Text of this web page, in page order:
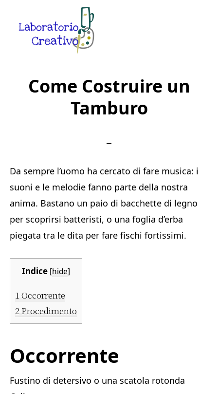
primary
CreativeCome Costruire un
Tamburo
Da sempre l’uomo ha cercato di fare musica: i
suoni e le melodie fanno parte della nostra
anima. Bastano un paio di bacchette di legno
per scoprirsi batteristi, o una foglia d’erba
piegata tra le dita per fare fischi fortissimi.
Indice [hide]
1Occorrente
2 Procedimento
Occorrente
Fustino di detersivo o una scatola rotonda